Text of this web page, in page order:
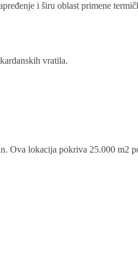
i širu oblast primene
vratila.
Ova lokacija pokriva 25.000 m2